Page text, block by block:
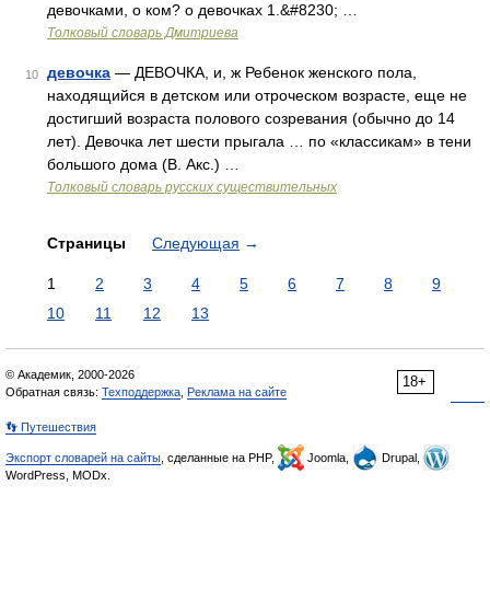
девочками, о ком? о девочках 1.&#8230; …
Толковый словарь Дмитриева
10 девочка — ДЕВОЧКА, и, ж Ребенок женского пола,
находящийся в детском или отроческом возрасте, еще не
достигший возраста полового созревания (обычно до 14
лет). Девочка лет шести прыгала … по «классикам» в тени
большого дома (В. Акс.) …
Толковый словарь русских существительных
Страницы Следующая →
1 2 3 4 5 6 7 8
9
10
11 12 13
18+
© Академик, 2000-2026
Обратная связь: Техподдержка Реклама на сайте
👣 Путешествия
Экспорт словарей на сайты , сделанные на PHP, Joomla,
Drupal,
WordPress, MODx.